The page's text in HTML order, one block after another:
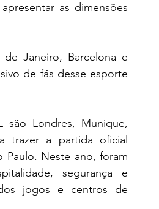
as dimensões
Janeiro, Barcelona e
de fãs desse esporte
são Londres, Munique,
trazer a partida oficial
Paulo. Neste ano, foram
segurança e
jogos e centros de